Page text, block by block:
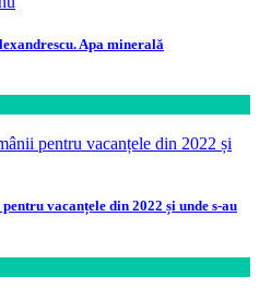
Apa minerală
vacanțele din 2022 și unde s-au